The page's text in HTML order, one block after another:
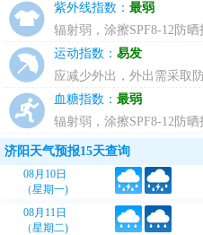
紫外线指数： 最弱
辐射弱，涂擦SPF8-12防晒
运动指数： 易发
应减少外出，外出需采取防
血糖指数： 最弱
辐射弱，涂擦SPF8-12防晒
济阳天气预报15天查询
08月10日
（星期一)
08月11日
（星期二)